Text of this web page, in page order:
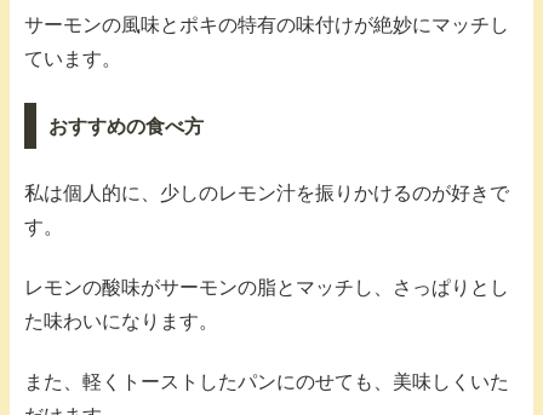
サーモンの風味とポキの特有の味付けが絶妙にマッチし
ています。
おすすめの食べ方
私は個人的に、少しのレモン汁を振りかけるのが好きで
す。
レモンの酸味がサーモンの脂とマッチし、さっぱりとし
た味わいになります。
また、軽くトーストしたパンにのせても、美味しくいた